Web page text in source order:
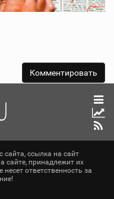
ссылка на сайт
сайте, принадлежит их
ответственность за